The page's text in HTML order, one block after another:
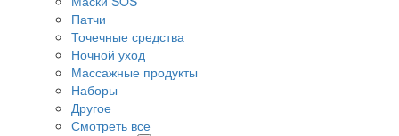
Патчи
Точечные средства
Ночной уход
Массажные продукты
Наборы
Другое
Смотреть все